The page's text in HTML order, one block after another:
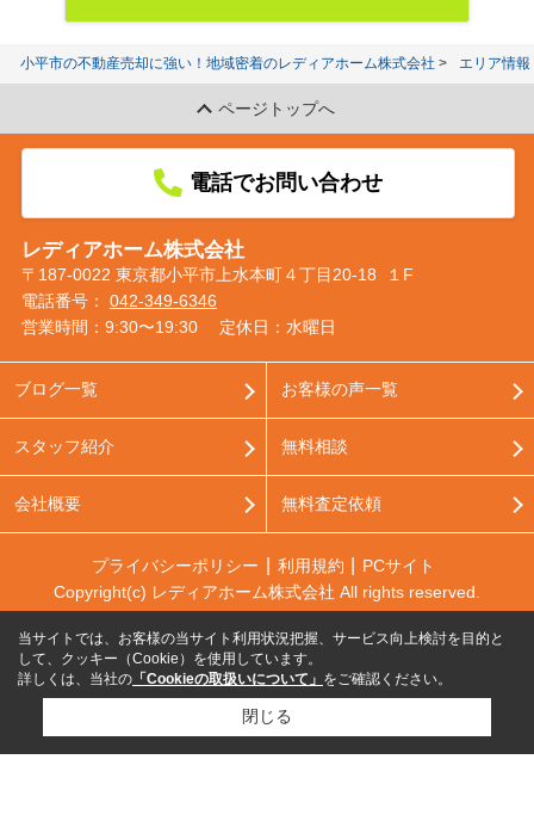
小平市の不動産売却に強い！地域密着のレディアホーム株式会社 エリア情報
ページトップへ
電話でお問い合わせ
レディアホーム株式会社
〒187-0022 東京都小平市上水本町４丁目20-18 １F
電話番号： 042-349-6346
営業時間：9:30〜19:30
定休日：水曜日
ブログ一覧
スタッフ紹介
会社概要
お客様の声一覧
無料相談
無料査定依頼
プライバシーポリシー 利用規約
PCサイト
Copyright(c) レディアホーム株式会社 All rights reserved.
当サイトでは、お客様の当サイト利用状況把握、サービス向上検討を目的と
して、クッキー（Cookie）を使用しています。
詳しくは、当社の 「Cookieの取扱いについて」 をご確認ください。
閉じる